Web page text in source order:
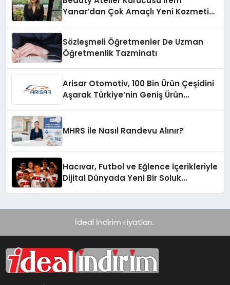
Yanar’dan Çok Amaçlı Yeni Kozmetik
Sözleşmeli Öğretmenler De Uzman
Öğretmenlik Tazminatı
Arisar Otomotiv, 100 Bin Ürün Çeşidini
Aşarak Türkiye’nin Geniş Ürün
MHRS ile Nasıl Randevu Alınır?
Hacıvar, Futbol ve Eğlence İçerikleriyle
Dijital Dünyada Yeni Bir Soluk
İdeal İndirim Fiyatları..